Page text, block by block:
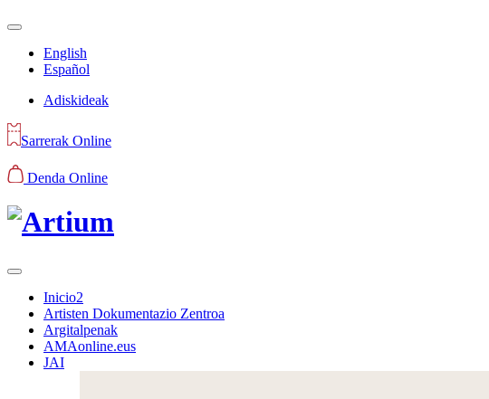
English
Español
Adiskideak
Sarrerak Online
Denda Online
Inicio2
Artisten Dokumentazio Zentroa
Argitalpenak
AMAonline.eus
JAI